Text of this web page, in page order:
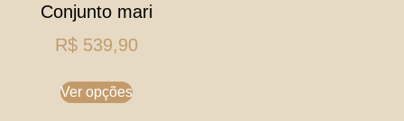
Conjunto mari
R$ 539,90
Ver opções